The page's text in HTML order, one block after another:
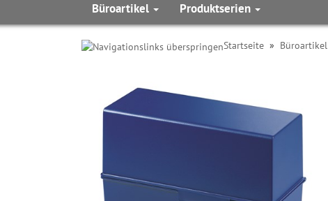
Büroartikel Produktserien
Startseite » Büroartikel